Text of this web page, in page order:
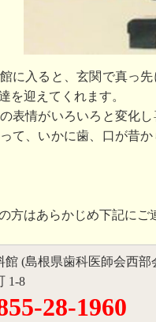
に入ると、玄関で真っ
を迎えてくれます。
表情がいろいろと変化
て、いかに歯、口が昔
方はあらかじめ下記にご
館 (島根県歯科医師会西部
1-8
28-1960